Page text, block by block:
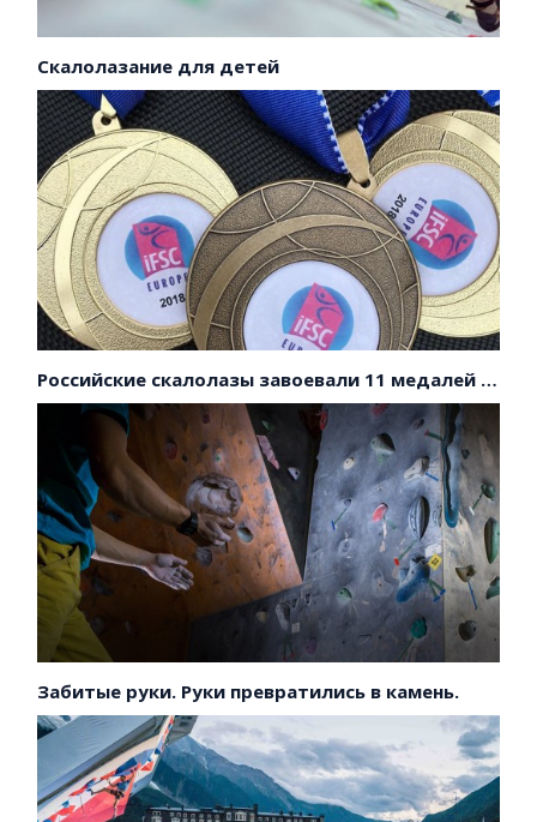
Скалолазание для детей
Российские скалолазы завоевали 11 медалей на первенстве Европы!
Забитые руки. Руки превратились в камень.